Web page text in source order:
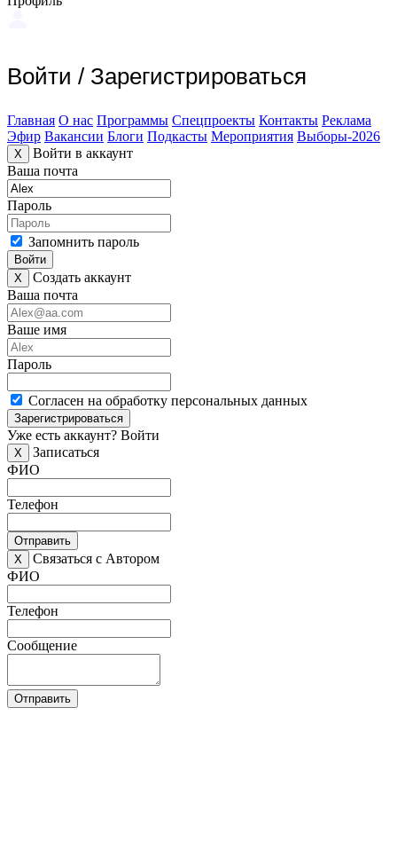
Войти / Зарегистрироваться
Главная О нас Программы Спецпроекты Контакты Реклама
Эфир Вакансии Блоги Подкасты Мероприятия Выборы-2026
X
Войти в аккаунт
Ваша почта
Пароль
Запомнить пароль
Войти
X
Создать аккаунт
Ваша почта
Ваше имя
Пароль
Согласен на обработку персональных данных
Зарегистрироваться
Уже есть аккаунт? Войти
X
Записаться
ФИО
Телефон
Отправить
X
Связаться с Автором
ФИО
Телефон
Сообщение
Отправить